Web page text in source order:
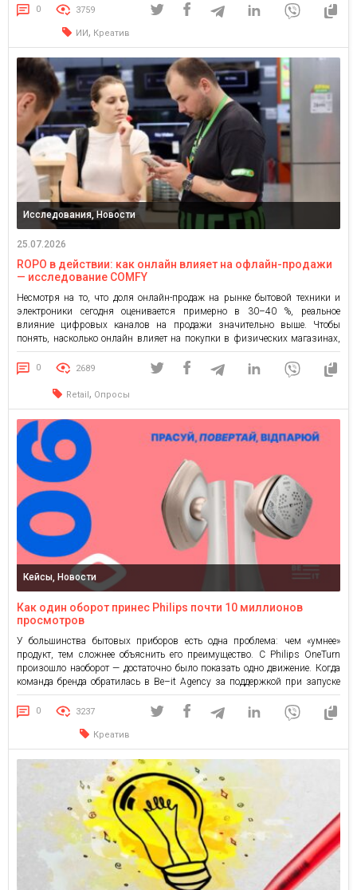
эффективности рекламы остаются её формат, релевантность аудитории
и качество креативной идеи. В статье приведены основные результаты
исследования: проанализировано около […]
0 3759
ИИ, Креатив
Исследования, Новости
25.07.2026
ROPO в действии: как онлайн влияет на офлайн-продажи
— исследование COMFY
Несмотря на то, что доля онлайн-продаж на рынке бытовой техники и
электроники сегодня оценивается примерно в 30–40 %, реальное
влияние цифровых каналов на продажи значительно выше. Чтобы
понять, насколько онлайн влияет на покупки в физических магазинах,
COMFY провела собственное исследование поведения клиентов. В
современном маркетинге этот подход известен как ROPO (Research
0 2689
Retail , Опросы
Кейсы, Новости
Как один оборот принес Philips почти 10 миллионов
просмотров
У большинства бытовых приборов есть одна проблема: чем «умнее»
продукт, тем сложнее объяснить его преимущество. С Philips OneTurn
произошло наоборот — достаточно было показать одно движение. Когда
команда бренда обратилась в Be–it Agency за поддержкой при запуске
OneTurn в Украине, мы увидели в этой функции не просто технологию, а
готовую креативную идею. Что нужно было […]
0 3237
Креатив